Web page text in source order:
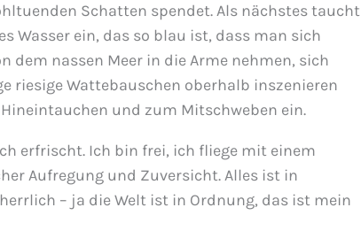
Schatten spendet. Als nächstes taucht
Wasser ein, das so blau ist, dass man sich
dem nassen Meer in die Arme nehmen, sich
riesige Wattebauschen oberhalb inszenieren
und zum Mitschweben ein.
erfrischt. Ich bin frei, ich fliege mit einem
Aufregung und Zuversicht. Alles ist in
– ja die Welt ist in Ordnung, das ist mein